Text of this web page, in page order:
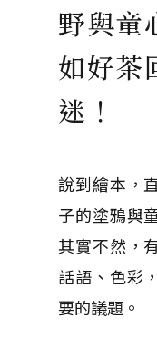
野與童
如好茶
迷！
說到繪本，
子的塗鴉與
其實不然，
話語、色彩
要的議題。